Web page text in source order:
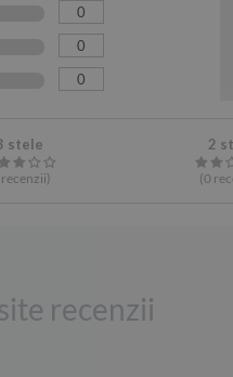
0
0
0
stele
recenzii)
2
(0
recenzii